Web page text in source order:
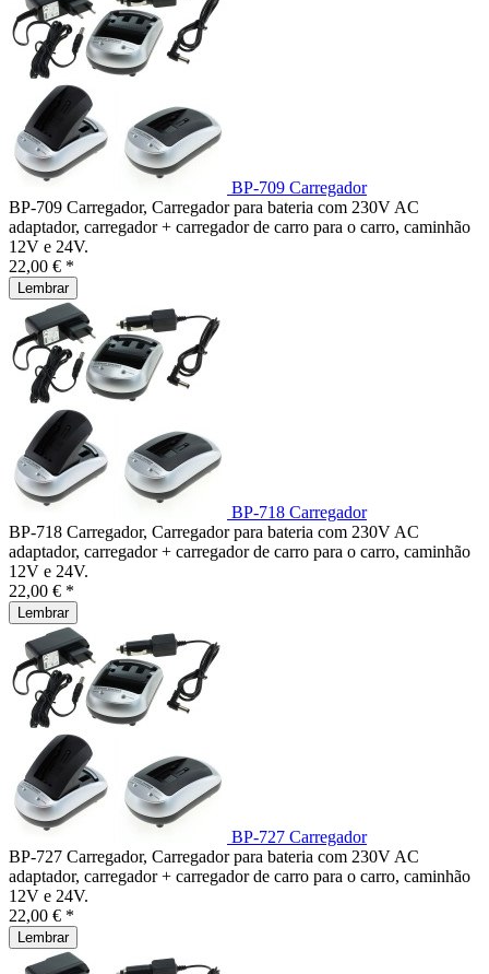
BP-709 Carregador
BP-709 Carregador, Carregador para bateria com 230V AC
adaptador, carregador + carregador de carro para o carro, caminhão
12V e 24V.
22,00 € *
Lembrar
BP-718 Carregador
BP-718 Carregador, Carregador para bateria com 230V AC
adaptador, carregador + carregador de carro para o carro, caminhão
12V e 24V.
22,00 € *
Lembrar
BP-727 Carregador
BP-727 Carregador, Carregador para bateria com 230V AC
adaptador, carregador + carregador de carro para o carro, caminhão
12V e 24V.
22,00 € *
Lembrar